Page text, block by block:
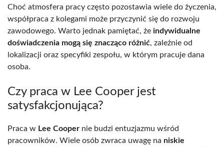
Choć atmosfera pracy często pozostawia wiele do życzenia,
współpraca z kolegami może przyczynić się do rozwoju
zawodowego. Warto jednak pamiętać, że indywidualne
doświadczenia mogą się znacząco różnić, zależnie od
lokalizacji oraz specyfiki zespołu, w którym pracuje dana
osoba.
Czy praca w Lee Cooper jest
satysfakcjonująca?
Praca w Lee Cooper nie budzi entuzjazmu wśród
pracowników. Wiele osób zwraca uwagę na niskie